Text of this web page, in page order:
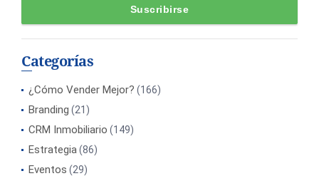
Categorías
¿Cómo Vender Mejor? (166)
Branding (21)
CRM Inmobiliario (149)
Estrategia (86)
Eventos (29)